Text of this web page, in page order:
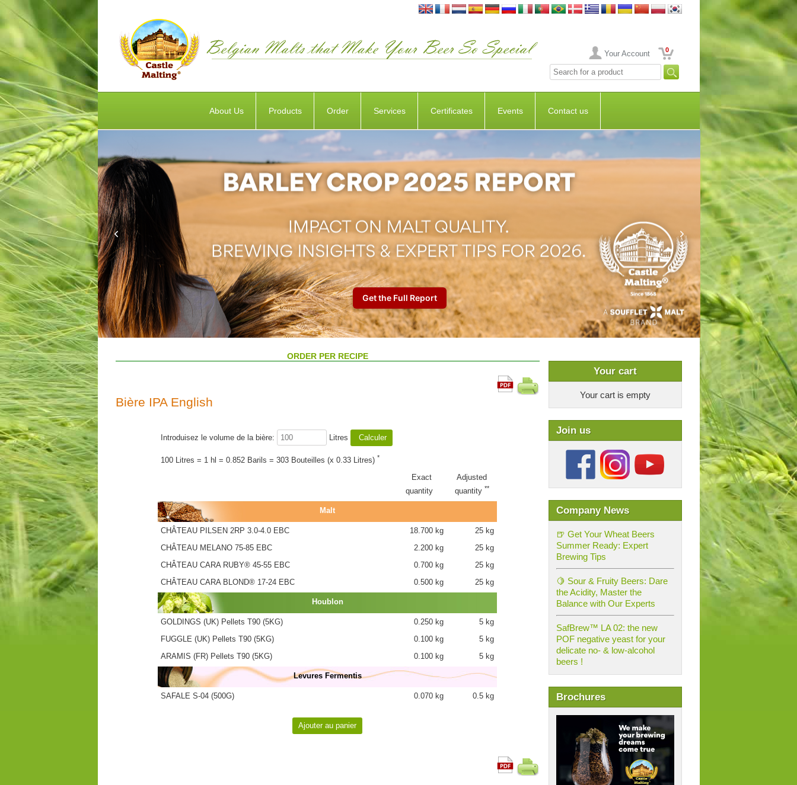
Your Account 0
About Us Products Order Services Certificates Events Contact us
Your cart
Your cart is empty
Join us
Company News
🍺 Get Your Wheat Beers
Summer Ready: Expert
Brewing Tips
🍋 Sour & Fruity Beers: Dare
the Acidity, Master the
Balance with Our Experts
SafBrew™ LA 02: the new
POF negative yeast for your
delicate no- & low-alcohol
beers !
Brochures
ORDER PER RECIPE
Bière IPA English
Introduisez le volume de la bière: Litres
100 Litres = 1 hl = 0.852 Barils = 303 Bouteilles (x 0.33 Litres) *
Exact
quantity
Adjusted
quantity **
Malt
CHÂTEAU PILSEN 2RP 3.0-4.0 EBC 18.700 kg
25 kg
CHÂTEAU MELANO 75-85 EBC
2.200 kg
25 kg
CHÂTEAU CARA RUBY® 45-55 EBC
0.700 kg
25 kg
CHÂTEAU CARA BLOND® 17-24 EBC
0.500 kg 25 kg
Houblon
GOLDINGS (UK) Pellets T90 (5KG) 0.250 kg
5 kg
FUGGLE (UK) Pellets T90 (5KG)
0.100 kg
5 kg
ARAMIS (FR) Pellets T90 (5KG)
0.100 kg 5 kg
Levures Fermentis
SAFALE S-04 (500G) 0.070 kg 0.5 kg